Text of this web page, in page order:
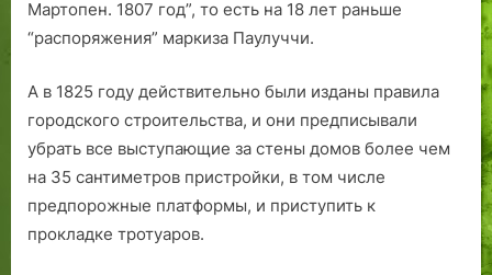
Мартопен. 1807 год”, то есть на 18 лет раньше
“распоряжения” маркиза Паулуччи.
А в 1825 году действительно были изданы правила
городского строительства, и они предписывали
убрать все выступающие за стены домов более чем
на 35 сантиметров пристройки, в том числе
предпорожные платформы, и приступить к
прокладке тротуаров.